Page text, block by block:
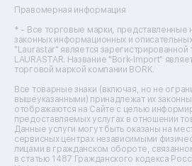
Ремонт фенов
Ремонт цифровых биноклей
Ремонт тепловизоров
Ремонт массажных кресел
Ремонт водонагревателей
Ремонт вытяжек
Ремонт источников
Ремонт пароварок
Ремонт микшерных пультов
Ремонт dj-пультов
Ремонт кухонных плит
Ремонт стедикамов
Правомерная информация
* - Все торговые марки, представленные
законных информационных и
"Laurastar" является зарегистрированной
LAURASTAR. Название "Bork-Import"
торговой маркой компании BORK.
Все товарные знаки (включая, но не
вышеуказанными) принадлежат их
отображаются на Сайте с целью
предоставляемых услугах в отношении
Данные услуги могут быть оказаны на
сервисных центрах независимыми
лицами в гражданском обороте,
в статью 1487 Гражданского кодекса